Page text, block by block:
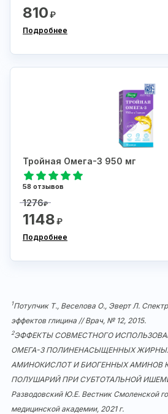
810₽
Подробнее
Тройная Омега-3 950 мг
58 отзывов
1276₽
1148₽
Подробнее
1Потупчик Т., Веселова О., Эверт Л.
эффектов глицина // Врач, № 12, 2015.
2ЭФФЕКТЫ СОВМЕСТНОГО
ОМЕГА-3 ПОЛИНЕНАСЫЩЕННЫХ
АМИНОКИСЛОТ И БИОГЕННЫХ АМИНОВ
ПОЛУШАРИЙ ПРИ СУБТОТАЛЬНОЙ
Разводовский Ю.Е. Вестник Смоленской
медицинской академии, 2021 г.